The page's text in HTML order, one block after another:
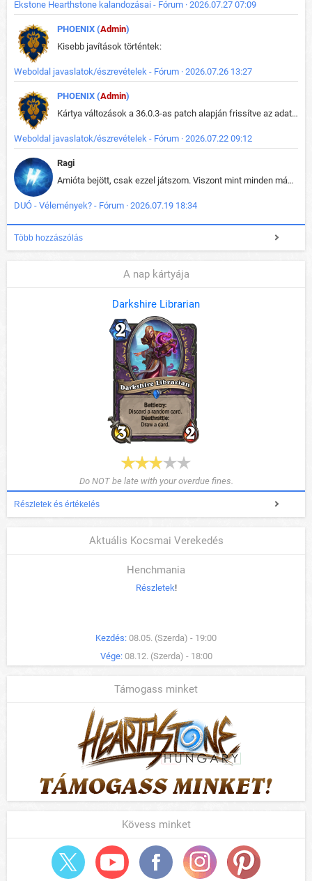
Ekstone Hearthstone kalandozásai - Fórum · 2026.07.27 07:09
PHOENIX (Admin)
Kisebb javítások történtek:
Weboldal javaslatok/észrevételek - Fórum · 2026.07.26 13:27
PHOENIX (Admin)
Kártya változások a 36.0.3-as patch alapján frissítve az adatbázisban (képek is cserélve).
Weboldal javaslatok/észrevételek - Fórum · 2026.07.22 09:12
Ragi
Amióta bejött, csak ezzel játszom. Viszont mint minden más - akár az alapjáték is, ez is baromira összetett lett. Néha már pár kör után is esélytelen az egész. Vagy irreállisan túltápol valaki, vagy lelép a partner, vagy csak hülye mint a segg. És amikor eljönne az én időm, na akkor jön el mindenki másé is. Engem jobban érdekelne, hogy ki milyen ratingen szokott játszani. Na ez lenne egy érdekes adat.
DUÓ - Vélemények? - Fórum · 2026.07.19 18:34
Több hozzászólás
A nap kártyája
Darkshire Librarian
Do NOT be late with your overdue fines.
Részletek és értékelés
Aktuális Kocsmai Verekedés
Henchmania
Részletek!
Kezdés: 08.05. (Szerda) - 19:00
Vége: 08.12. (Szerda) - 18:00
Támogass minket
Kövess minket